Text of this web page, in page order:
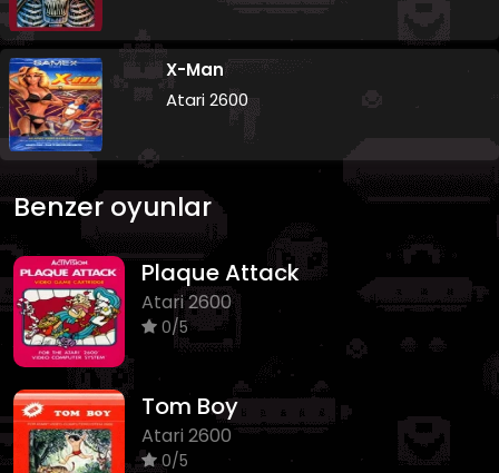
X-Man
Atari 2600
Benzer oyunlar
Plaque Attack
Atari 2600
0/5
Tom Boy
Atari 2600
0/5